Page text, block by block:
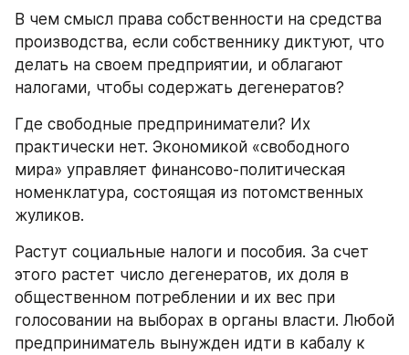
В чем смысл права собственности на средства
производства, если собственнику диктуют, что
делать на своем предприятии, и облагают
налогами, чтобы содержать дегенератов?
Где свободные предприниматели? Их
практически нет. Экономикой «свободного
мира» управляет финансово-политическая
номенклатура, состоящая из потомственных
жуликов.
Растут социальные налоги и пособия. За счет
этого растет число дегенератов, их доля в
общественном потреблении и их вес при
голосовании на выборах в органы власти. Любой
предприниматель вынужден идти в кабалу к